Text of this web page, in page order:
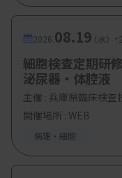
2026. 08.19（水） -
細胞検査定期研
泌尿器・体腔液
主催 : 兵庫県臨床検査
開催場所 : WEB
病理・細胞